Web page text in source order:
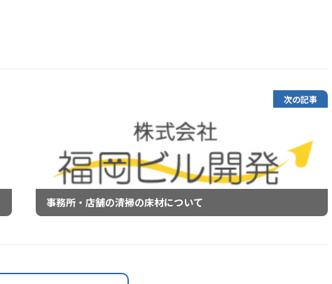
次の記事
事務所・店舗の清掃の床材について